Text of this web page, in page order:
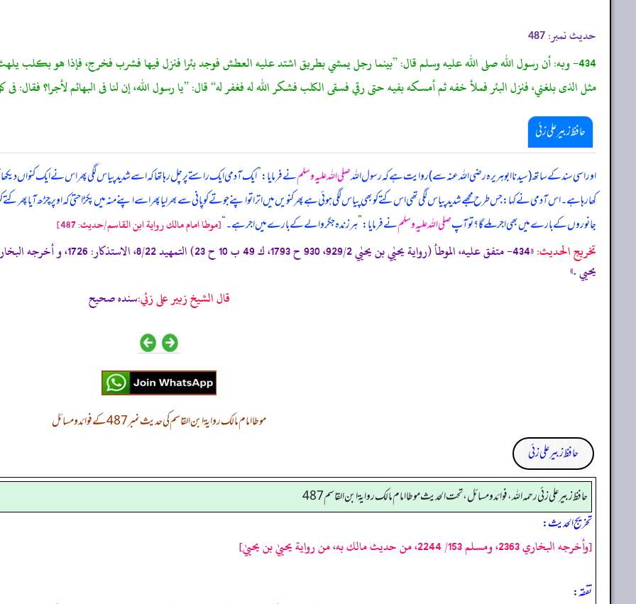
حدیث نمبر: 487
434- وبه: أن رسول الله صلى الله عليه وسلم قال: ”بينما رجل يمشي بطريق اشتد عليه العطش فوجد بئرا فنزل فيها فشرب فخرج، فإذا هو
مثل الذى بلغني، فنزل البئر فملأ خفه ثم أمسكه بفيه حتى رقي فسقى الكلب فشكر الله له فغفر له“ قال: ”يا رسول الله، إن لنا فى البهائم لأجرا؟ فقال:
حافظ زبیر علی زئی
اور اسی سند کے ساتھ (سیدنا ابوہریرہ رضی اللہ عنہ سے) روایت ہے کہ رسول اللہصلی اللہ علیہ وسلمنے فرمایا:”ایک آدمی ایک راستے پر چل رہا تھا کہ اسے شدید پیاس لگی پھر اس نے ایک کنواں دیکھا
کھا رہا ہے۔ اس آدمی نے کہا: جس طرح مجھے شدید پیاس لگی تھی اس کتے کو بھی پیاس لگی ہوئی ہے پھر کنویں میں اترا تو اپنے جوتے کو پانی سے بھر لیا پھر اسے اپنے منہ میں پکڑا حتیٰ کہ اوپر چڑھ آیا پھر کتے
جانوروں کے بارے میں بھی اجر ملے گا؟ تو آپصلی اللہ علیہ وسلمنے فرمایا:”ہر زندہ جگر والے کے بارے میں اجر ہے۔“[موطا امام مالك رواية ابن القاسم/حدیث: 487]
تخریج الحدیث:
يحيي .»
قال الشيخ زبير على زئي:سنده صحيح
موطا امام مالک روایۃ ابن القاسم کی حدیث نمبر 487 کے فوائد و مسائل
حافظ زبیر علی زئی
حافظ زبير على زئي رحمه الله، فوائد و مسائل، تحت الحديث موطا امام مالك رواية ابن القاسم 487
تخریج الحدیث:
[وأخرجه البخاري 2363، ومسلم 153/ 2244، من حديث مالك به، من رواية يحييٰ بن يحييٰ]
تفقه: